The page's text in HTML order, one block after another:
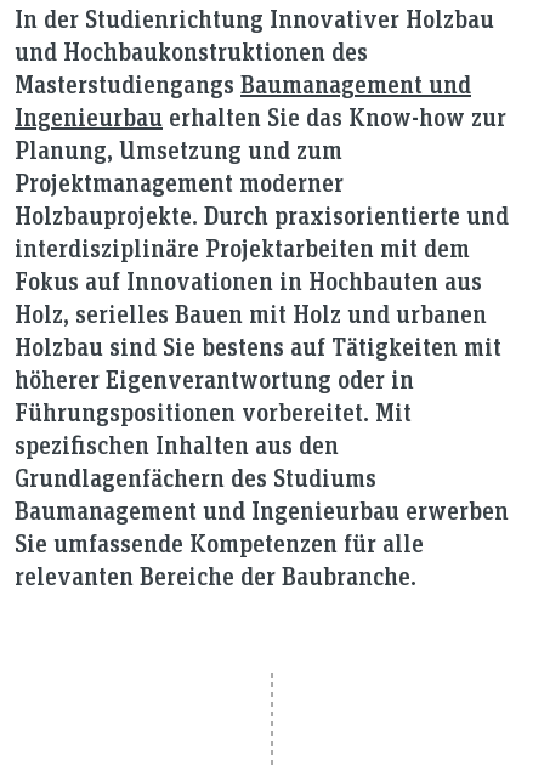
In der Studienrichtung Innovativer Holzbau
und Hochbaukonstruktionen des
Masterstudiengangs Baumanagement und
Ingenieurbau erhalten Sie das Know-how zur
Planung, Umsetzung und zum
Projektmanagement moderner
Holzbauprojekte. Durch praxisorientierte und
interdisziplinäre Projektarbeiten mit dem
Fokus auf Innovationen in Hochbauten aus
Holz, serielles Bauen mit Holz und urbanen
Holzbau sind Sie bestens auf Tätigkeiten mit
höherer Eigenverantwortung oder in
Führungspositionen vorbereitet. Mit
spezifischen Inhalten aus den
Grundlagenfächern des Studiums
Baumanagement und Ingenieurbau erwerben
Sie umfassende Kompetenzen für alle
relevanten Bereiche der Baubranche.